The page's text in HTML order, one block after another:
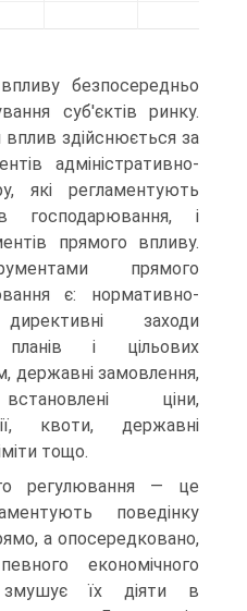
безпосередньо
суб'єктів ринку.
вплив здійснюється за
адміністративно-
які регламентують
господарювання, і
прямого впливу.
прямого
є: нормативно-
заходи
планів і цільових
державні замовлення,
ціни,
квоти, державні
тощо.
регулювання — це
поведінку
а опосередковано,
економічного
їх діяти в